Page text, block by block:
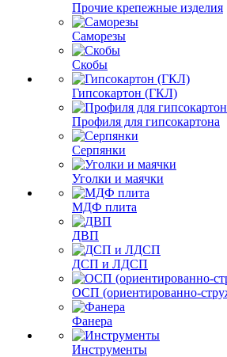
Прочие крепежные изделия
Саморезы
Скобы
Гипсокартон (ГКЛ)
Профиля для гипсокартона
Серпянки
Уголки и маячки
МДФ плита
ДВП
ДСП и ЛДСП
ОСП (ориентированно-
Фанера
Инструменты